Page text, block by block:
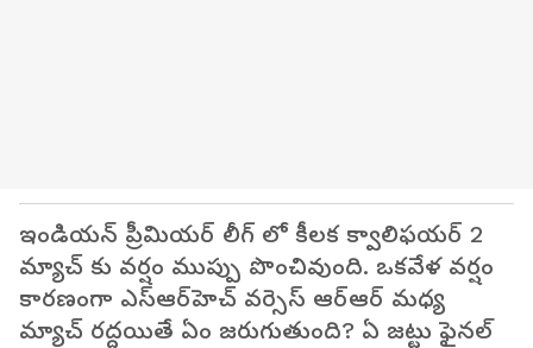
ఇండియన్ ప్రీమియర్ లీగ్ లో కీలక క్వాలిఫయర్ 2
మ్యాచ్ కు వర్షం ముప్పు పొంచివుంది. ఒకవేళ వర్షం
కారణంగా ఎస్ఆర్‌హెచ్ వర్సెస్ ఆర్ఆర్ మధ్య
మ్యాచ్ రద్దయితే ఏం జరుగుతుంది? ఏ జట్టు ఫైనల్